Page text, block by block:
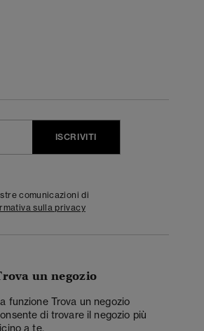
ISCRIVITI
comunicazioni di
sulla privacy
un negozio
funzione Trova un negozio
di trovare il negozio più
a te.